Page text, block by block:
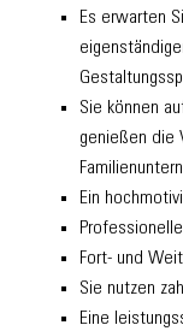
Es erwarten
Sie können
genießen die
Ein
Fort- und
Sie nutzen
Eine